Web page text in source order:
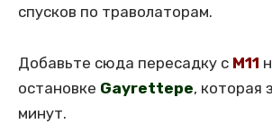
спусков по траволаторам.
Добавьте сюда пересадку с М11
остановке Gayrettepe, которая
минут.